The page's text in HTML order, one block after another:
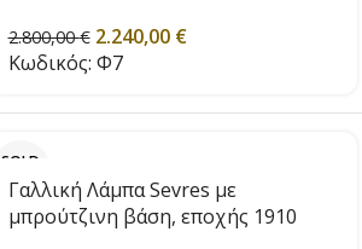
2.800,00€ 2.240,00 €
Κωδικός: Φ7
SOLD
OUT
Γαλλική Λάμπα Sevres με
μπρούτζινη βάση, εποχής 1910